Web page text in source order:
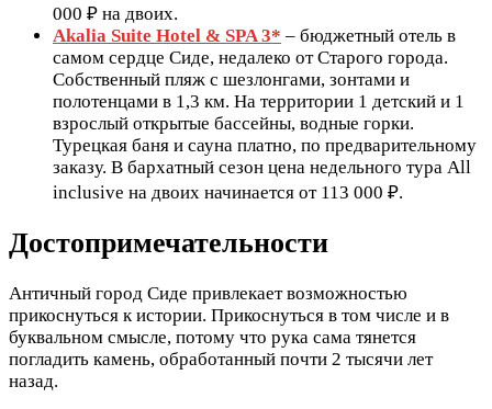
000 ₽ на двоих.
Akalia Suite Hotel & SPA 3* – бюджетный отель в
самом сердце Сиде, недалеко от Старого города.
Собственный пляж с шезлонгами, зонтами и
полотенцами в 1,3 км. На территории 1 детский и 1
взрослый открытые бассейны, водные горки.
Турецкая баня и сауна платно, по предварительному
заказу. В бархатный сезон цена недельного тура All
inclusive на двоих начинается от 113 000 ₽.
Достопримечательности
Античный город Сиде привлекает возможностью
прикоснуться к истории. Прикоснуться в том числе и в
буквальном смысле, потому что рука сама тянется
погладить камень, обработанный почти 2 тысячи лет
назад.